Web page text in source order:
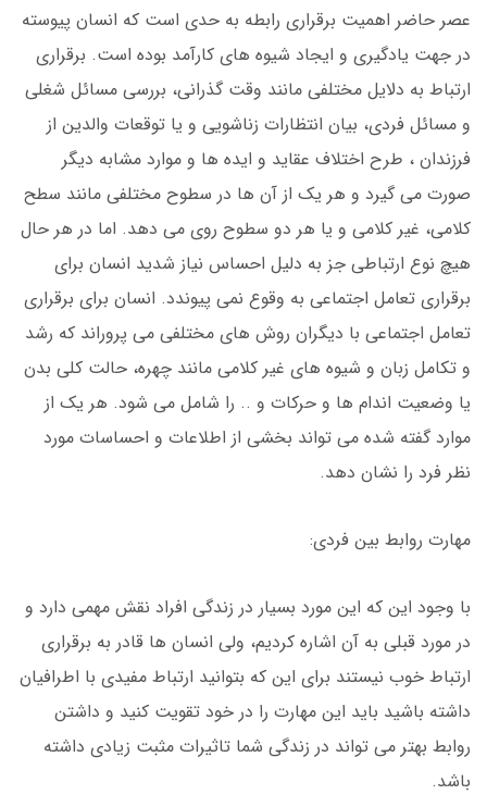
عصر حاضر اهمیت برقراری رابطه به حدی است که انسان پیوسته
در جهت یادگیری و ایجاد شیوه های کارآمد بوده است. برقراری
ارتباط به دلایل مختلفی مانند وقت گذرانی، بررسی مسائل شغلی
و مسائل فردی، بیان انتظارات زناشویی و یا توقعات والدین از
فرزندان ، طرح اختلاف عقاید و ایده ها و موارد مشابه دیگر
صورت می گیرد و هر یک از آن ها در سطوح مختلفی مانند سطح
کلامی، غیر کلامی و یا هر دو سطوح روی می دهد. اما در هر حال
هیچ نوع ارتباطی جز به دلیل احساس نیاز شدید انسان برای
برقراری تعامل اجتماعی به وقوع نمی پیوندد. انسان برای برقراری
تعامل اجتماعی با دیگران روش های مختلفی می پروراند که رشد
و تکامل زبان و شیوه های غیر کلامی مانند چهره، حالت کلی بدن
یا وضعیت اندام ها و حرکات و .. را شامل می شود. هر یک از
موارد گفته شده می تواند بخشی از اطلاعات و احساسات مورد
نظر فرد را نشان دهد.
مهارت روابط بین فردی:
با وجود این که این مورد بسیار در زندگی افراد نقش مهمی دارد و
در مورد قبلی به آن اشاره کردیم، ولی انسان ها قادر به برقراری
ارتباط خوب نیستند برای این که بتوانید ارتباط مفیدی با اطرافیان
داشته باشید باید این مهارت را در خود تقویت کنید و داشتن
روابط بهتر می تواند در زندگی شما تاثیرات مثبت زیادی داشته
باشد.